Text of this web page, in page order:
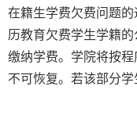
在籍生学费欠费问题
历教育欠费学生学籍
缴纳学费。学院将按
不可恢复。若该部分学